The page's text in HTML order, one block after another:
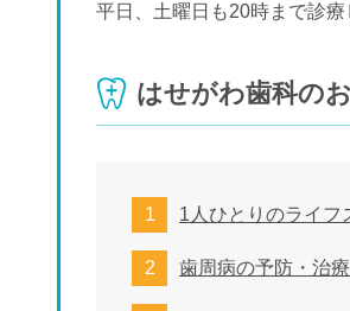
平日、土曜日も20時まで診
はせがわ歯科の
1人ひとりのライフ
歯周病の予防・治